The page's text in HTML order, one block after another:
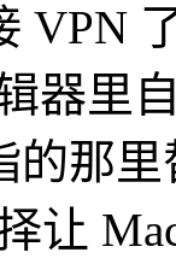
VPN
器里
的那
让